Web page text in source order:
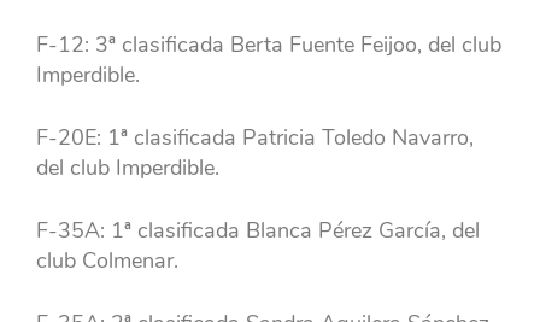
F-12: 3ª clasificada Berta Fuente Feijoo, del club
Imperdible.
F-20E: 1ª clasificada Patricia Toledo Navarro,
del club Imperdible.
F-35A: 1ª clasificada Blanca Pérez García, del
club Colmenar.